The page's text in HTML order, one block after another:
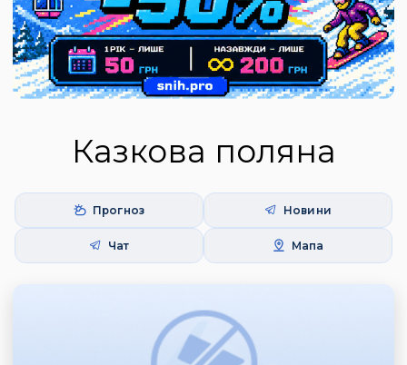
Казкова поляна
Прогноз Новини
Чат Мапа